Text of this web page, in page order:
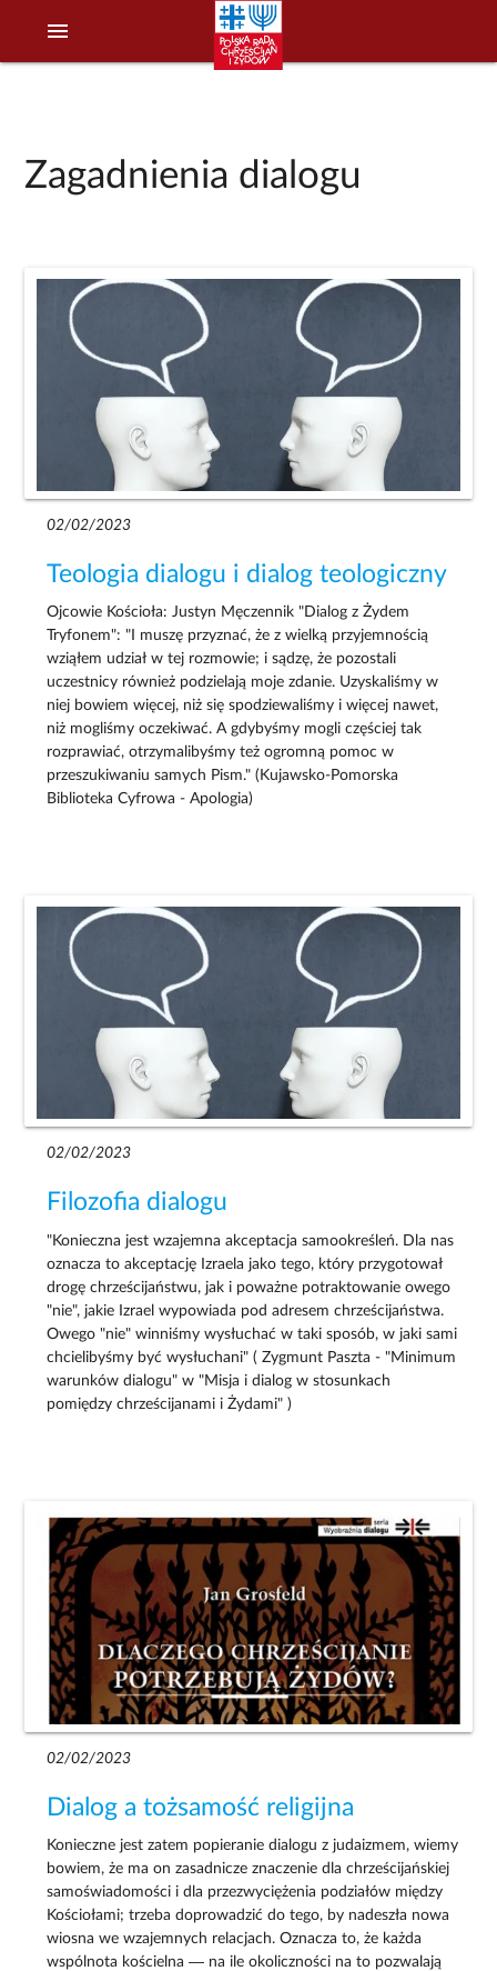
menu
Zagadnienia dialogu
02/02/2023
Teologia dialogu i dialog teologiczny
Ojcowie Kościoła: Justyn Męczennik "Dialog z Żydem
Tryfonem": "I muszę przyznać, że z wielką przyjemnością
wziąłem udział w tej rozmowie; i sądzę, że pozostali
uczestnicy również podzielają moje zdanie. Uzyskaliśmy w
niej bowiem więcej, niż się spodziewaliśmy i więcej nawet,
niż mogliśmy oczekiwać. A gdybyśmy mogli częściej tak
rozprawiać, otrzymalibyśmy też ogromną pomoc w
przeszukiwaniu samych Pism." (Kujawsko-Pomorska
Biblioteka Cyfrowa - Apologia)
02/02/2023
Filozofia dialogu
"Konieczna jest wzajemna akceptacja samookreśleń. Dla nas
oznacza to akceptację Izraela jako tego, który przygotował
drogę chrześcijaństwu, jak i poważne potraktowanie owego
"nie", jakie Izrael wypowiada pod adresem chrześcijaństwa.
Owego "nie" winniśmy wysłuchać w taki sposób, w jaki sami
chcielibyśmy być wysłuchani" ( Zygmunt Paszta - "Minimum
warunków dialogu" w "Misja i dialog w stosunkach
pomiędzy chrześcijanami i Żydami" )
02/02/2023
Dialog a tożsamość religijna
Konieczne jest zatem popieranie dialogu z judaizmem, wiemy
bowiem, że ma on zasadnicze znaczenie dla chrześcijańskiej
samoświadomości i dla przezwyciężenia podziałów między
Kościołami; trzeba doprowadzić do tego, by nadeszła nowa
wiosna we wzajemnych relacjach. Oznacza to, że każda
wspólnota kościelna — na ile okoliczności na to pozwalają